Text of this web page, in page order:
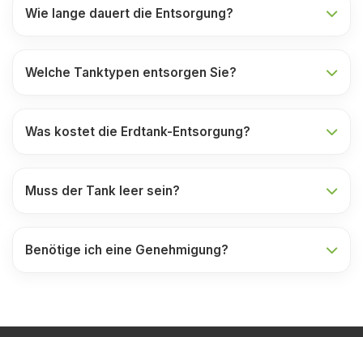
Wie lange dauert die Entsorgung?
Welche Tanktypen entsorgen Sie?
Was kostet die Erdtank-Entsorgung?
Muss der Tank leer sein?
Benötige ich eine Genehmigung?